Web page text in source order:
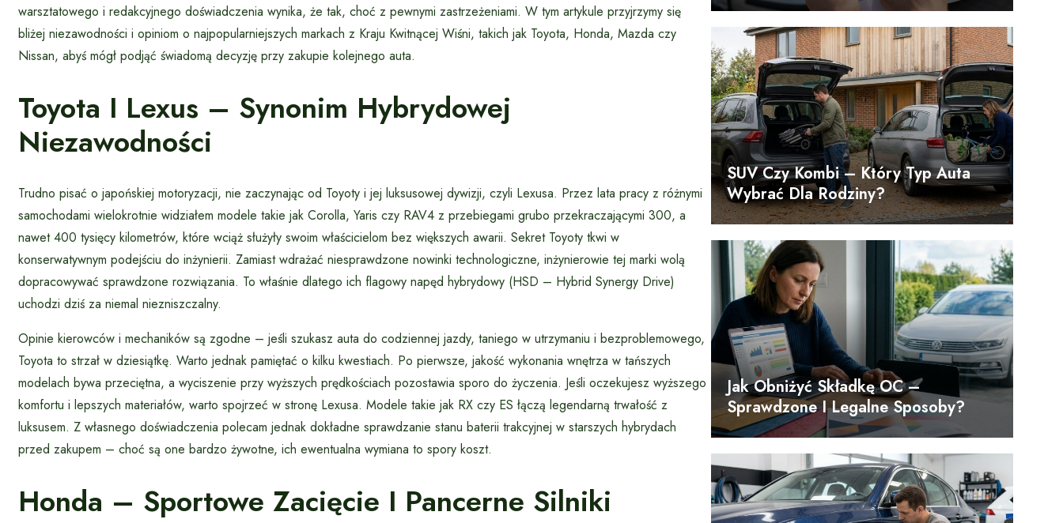
warsztatowego i redakcyjnego doświadczenia wynika, że tak, choć z pewnymi zastrzeżeniami. W tym artykule przyjrzymy się
bliżej niezawodności i opiniom o najpopularniejszych markach z Kraju Kwitnącej Wiśni, takich jak Toyota, Honda, Mazda czy
Nissan, abyś mógł podjąć świadomą decyzję przy zakupie kolejnego auta.
Toyota I Lexus – Synonim Hybrydowej
Niezawodności
Trudno pisać o japońskiej motoryzacji, nie zaczynając od Toyoty i jej luksusowej dywizji, czyli Lexusa. Przez lata pracy z różnymi
samochodami wielokrotnie widziałem modele takie jak Corolla, Yaris czy RAV4 z przebiegami grubo przekraczającymi 300, a
nawet 400 tysięcy kilometrów, które wciąż służyły swoim właścicielom bez większych awarii. Sekret Toyoty tkwi w
konserwatywnym podejściu do inżynierii. Zamiast wdrażać niesprawdzone nowinki technologiczne, inżynierowie tej marki wolą
dopracowywać sprawdzone rozwiązania. To właśnie dlatego ich flagowy napęd hybrydowy (HSD – Hybrid Synergy Drive)
uchodzi dziś za niemal niezniszczalny.
Opinie kierowców i mechaników są zgodne – jeśli szukasz auta do codziennej jazdy, taniego w utrzymaniu i bezproblemowego,
Toyota to strzał w dziesiątkę. Warto jednak pamiętać o kilku kwestiach. Po pierwsze, jakość wykonania wnętrza w tańszych
modelach bywa przeciętna, a wyciszenie przy wyższych prędkościach pozostawia sporo do życzenia. Jeśli oczekujesz wyższego
komfortu i lepszych materiałów, warto spojrzeć w stronę Lexusa. Modele takie jak RX czy ES łączą legendarną trwałość z
luksusem. Z własnego doświadczenia polecam jednak dokładne sprawdzanie stanu baterii trakcyjnej w starszych hybrydach
przed zakupem – choć są one bardzo żywotne, ich ewentualna wymiana to spory koszt.
Honda – Sportowe Zacięcie I Pancerne Silniki
SUV Czy Kombi – Który Typ Auta
Wybrać Dla Rodziny?
Jak Obniżyć Składkę OC –
Sprawdzone I Legalne Sposoby?